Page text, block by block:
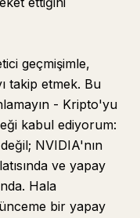
geçmişimle,
takip etmek. Bu
- Kripto'yu
kabul ediyorum:
NVIDIA'nın
ve yapay
Hala
bir yapay